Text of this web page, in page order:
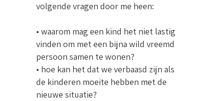
volgende vragen door me heen:
• waarom mag een kind het niet lastig
vinden om met een bijna wild vreemd
persoon samen te wonen?
• hoe kan het dat we verbaasd zijn als
de kinderen moeite hebben met de
nieuwe situatie?